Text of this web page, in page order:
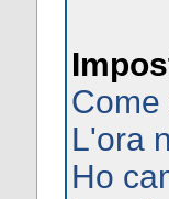
L'ora
Ho